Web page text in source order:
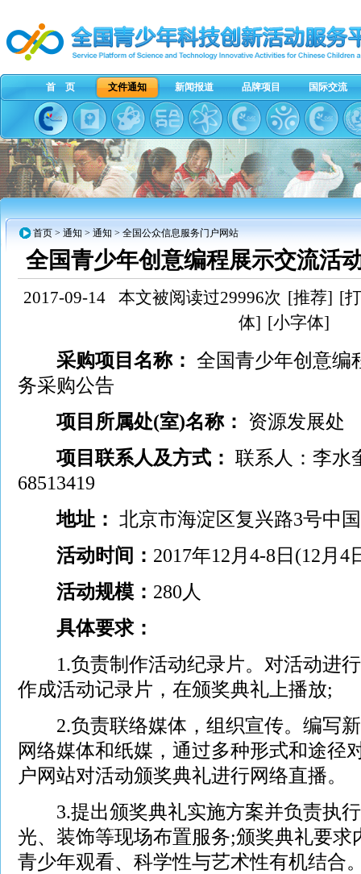
首 页 文件通知 新闻报道 品牌项目 国际交流
首页 > 通知 > 通知 > 全国公众信息服务门户网站
全国青少年创意编程展示交流活
2017-09-14 本文被阅读过29996次 [推荐] [
体] [小字体]
采购项目名称： 全国青少年创意编
务采购公告
项目所属处(室)名称： 资源发展处
项目联系人及方式： 联系人：李水
68513419
地址： 北京市海淀区复兴路3号中
活动时间： 2017年12月4-8日(12月
活动规模： 280人
具体要求：
1.负责制作活动纪录片。对活动进行
作成活动记录片，在颁奖典礼上播放;
2.负责联络媒体，组织宣传。编写新
网络媒体和纸媒，通过多种形式和途径
户网站对活动颁奖典礼进行网络直播。
3.提出颁奖典礼实施方案并负责执行
光、装饰等现场布置服务;颁奖典礼要求
青少年观看、科学性与艺术性有机结合